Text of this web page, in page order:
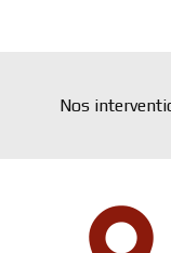
Nos